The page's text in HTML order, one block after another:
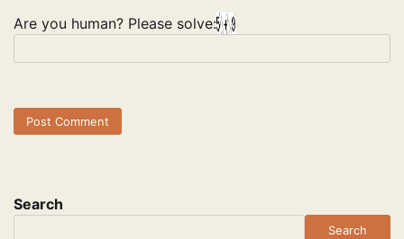
Are you human? Please solve:
Search
Search